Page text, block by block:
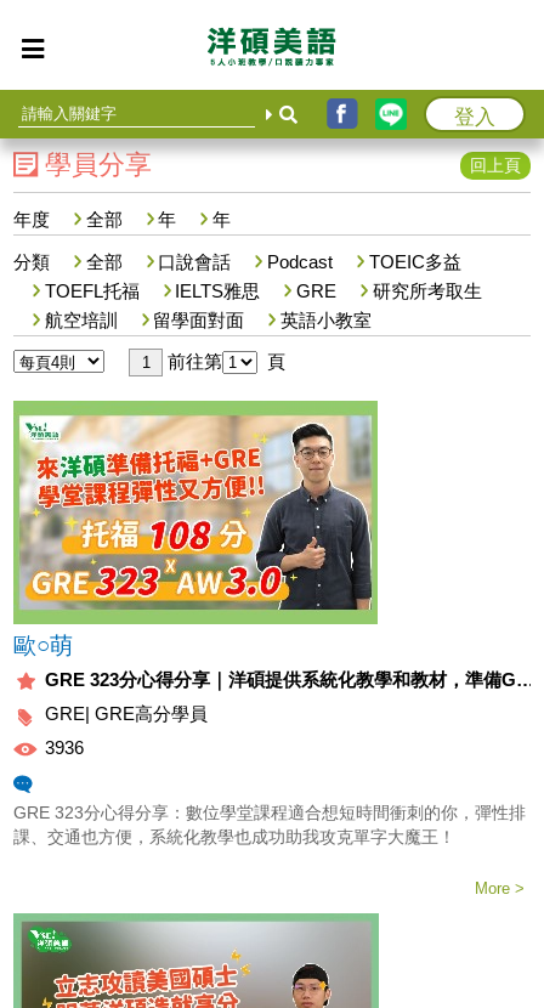
登入
學員分享 回上頁
年度 全部 年 年
分類 全部 口說會話 Podcast
TOEIC多益
TOEFL托福
IELTS雅思 GRE
研究所考取生
航空培訓
留學面對面 英語小教室
前往第 頁
歐○萌
GRE 323分心得分享｜洋碩提供系統化教學和教材，準備GRE更得心應手！
GRE| GRE高分學員
3936
GRE 323分心得分享：數位學堂課程適合想短時間衝刺的你，彈性排
課、交通也方便，系統化教學也成功助我攻克單字大魔王！
More >